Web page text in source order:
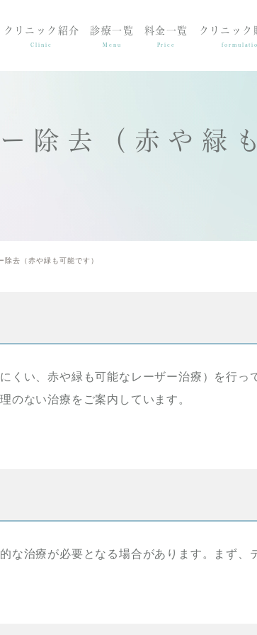
クリニック紹介
Clinic
診療一覧
Menu
料金一覧
Price
クリニック
除去（赤や緑
除去（赤や緑も可能です）
い、赤や緑も可能なレーザー治療）を行っ
のない治療をご案内しています。
な治療が必要となる場合があります。まず、